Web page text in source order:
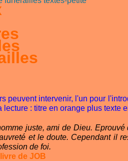
peuvent intervenir, l'un pour
lecture : titre en orange plus texte
juste, ami de Dieu.
et le doute. Cependant il
de foi.
de JOB